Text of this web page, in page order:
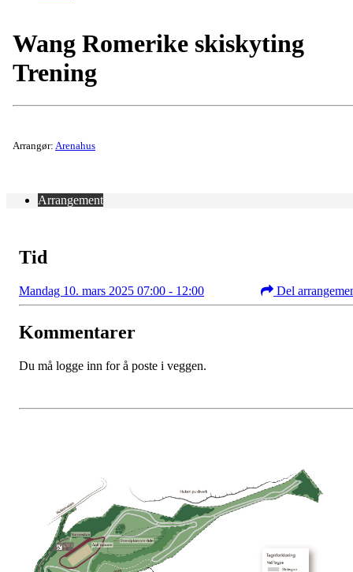
Wang Romerike skiskyting
Trening
Arrangør: Arenahus
Arrangement
Tid
Mandag 10. mars 2025 07:00 - 12:00 Del
Kommentarer
Du må logge inn for å poste i veggen.